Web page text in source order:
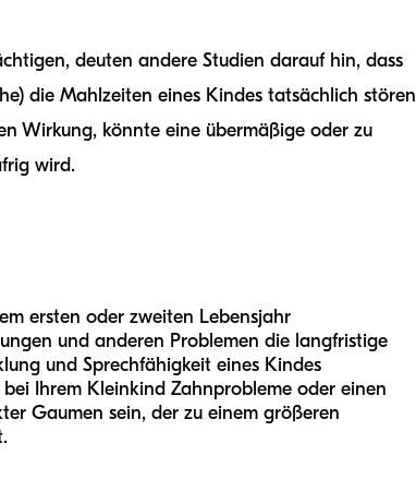
deuten andere Studien darauf hin, dass
die Mahlzeiten eines Kindes tatsächlich stören
Wirkung, könnte eine übermäßige oder zu
wird.
ersten oder zweiten Lebensjahr
und anderen Problemen die langfristige
und Sprechfähigkeit eines Kindes
Ihrem Kleinkind Zahnprobleme oder einen
Gaumen sein, der zu einem größeren